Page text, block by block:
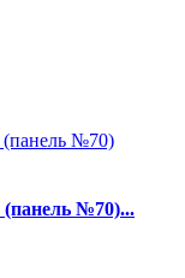
(панель №70)...